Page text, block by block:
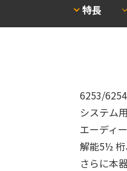
特長
6253/
システム
エーディ
解能5½ 桁
さらに本